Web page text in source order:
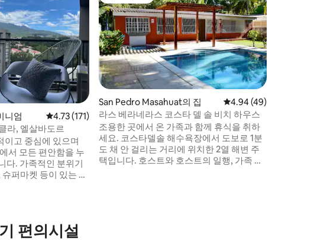
니엄 평점 4.73점(5점 만점), 후기 171개
4.73 (171)
라, 엘살바도르
이고 중심에 있으며
서 모든 편안함을 누
위기
퍼마켓 등이 있는 쇼
2. - 콘도미니엄 내
3. 소셜 룸 4. 스포츠
San Pedro Masahuat의 집 평점 4.94점(5점 만점
4.94 (49)
라스 베라네라스 코스타 델 솔 비치 하우스
조용한 곳에서 온 가족과 함께 휴식을 취하
세요. 코스타델솔 해수욕장에서 도보로 1분
도 채 안 걸리는 거리에 위치한 2열 해변 주
택입니다. 호스트와 호스트의 일행, 가족 또
편의시설